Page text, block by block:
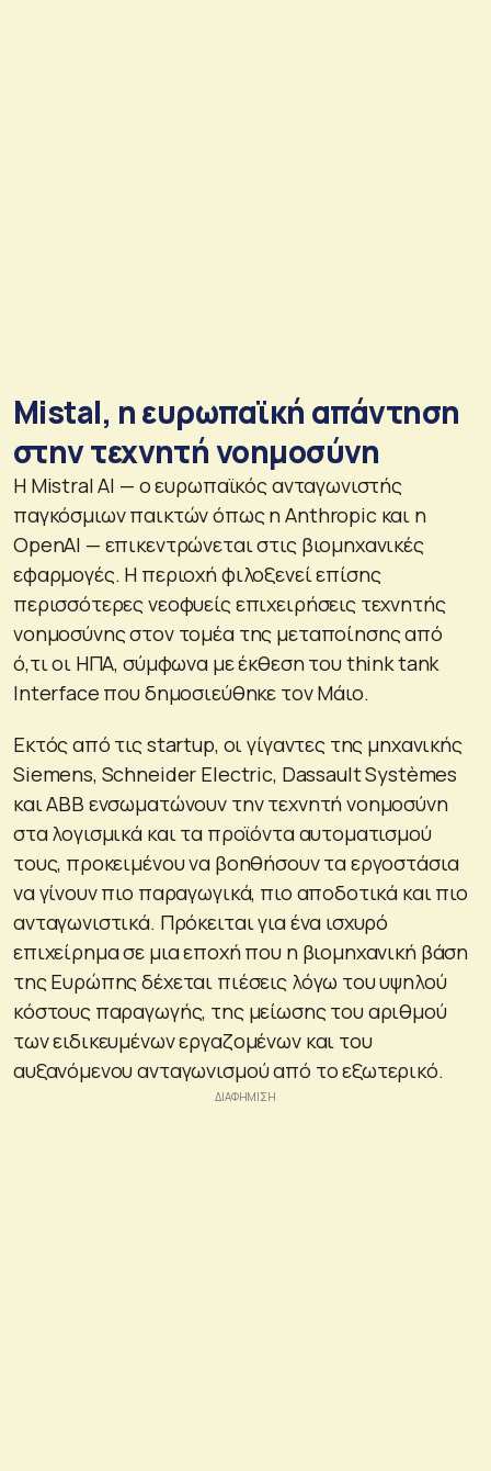
Μistal, η ευρωπαϊκή απάντηση
στην τεχνητή νοημοσύνη
Η Mistral AI — ο ευρωπαϊκός ανταγωνιστής
παγκόσμιων παικτών όπως η Anthropic και η
OpenAI — επικεντρώνεται στις βιομηχανικές
εφαρμογές. Η περιοχή φιλοξενεί επίσης
περισσότερες νεοφυείς επιχειρήσεις τεχνητής
νοημοσύνης στον τομέα της μεταποίησης από
ό,τι οι ΗΠΑ, σύμφωνα με έκθεση του think tank
Interface που δημοσιεύθηκε τον Μάιο.
Εκτός από τις startup, οι γίγαντες της μηχανικής
Siemens, Schneider Electric, Dassault Systèmes
και ABB ενσωματώνουν την τεχνητή νοημοσύνη
στα λογισμικά και τα προϊόντα αυτοματισμού
τους, προκειμένου να βοηθήσουν τα εργοστάσια
να γίνουν πιο παραγωγικά, πιο αποδοτικά και πιο
ανταγωνιστικά. Πρόκειται για ένα ισχυρό
επιχείρημα σε μια εποχή που η βιομηχανική βάση
της Ευρώπης δέχεται πιέσεις λόγω του υψηλού
κόστους παραγωγής, της μείωσης του αριθμού
των ειδικευμένων εργαζομένων και του
αυξανόμενου ανταγωνισμού από το εξωτερικό.